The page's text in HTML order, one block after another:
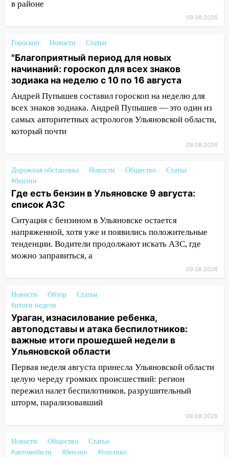
В Ульяновской области люди в
10:13
недели в Ульяновской области
09:18 Из-за ливня заблокировано
движение трамваев в Ульяновске
09:15 Ураган, изнасилование ребенка,
автоподставы и атака беспилотников:
важные итоги прошедшей недели в
трамвайную и троллейбусную
инфраструктуру после шторма
08:19
Внимание! В Цильнинском районе
пропал 67-летний мужчина
08:11 На Ульяновск снова надвигается
непогода
Евро-3 вместо Евро-5: что
современные автомобили
06:30
Какая погода будет в Ульяновской
области днем 9 августа
05:05 День, когда всё может
измениться: гороскоп на 9 августа —
три знака получат шанс, который нельзя
упустить
08.08.2026
Во время урагана в Ульяновске на
19:55
В Ульяновске упавшее дерево
заблокировало в машине двух женщин
в районе
09.08.2026
Гороскоп Новости Статьи
"Благоприятный период для новых
начинаний: гороскоп для всех знаков
зодиака на неделю с 10 по 16 августа
Андрей Пупышев составил гороскоп на неделю для
всех знаков зодиака. Андрей Пупышев — это один из
самых авторитетных астрологов Ульяновской области,
который почти
09.08.2026
Дорожная обстановка Новости Общество
Статьи
#бензин
Где есть бензин в Ульяновске 9 августа:
список АЗС
Ситуация с бензином в Ульяновске остается
напряженной, хотя уже и появились положительные
тенденции. Водители продолжают искать АЗС, где
можно заправиться, а
09.08.2026
Новости Обзор
Статьи
#итоги недели
Ураган, изнасилование ребенка,
автоподставы и атака беспилотников:
важные итоги прошедшей недели в
Ульяновской области
Первая неделя августа принесла Ульяновской области
целую череду громких происшествий: регион
пережил налет беспилотников, разрушительный
шторм, парализовавший
09.08.2026
Новости Общество
Статьи
#автомобили
#бензин #топливо